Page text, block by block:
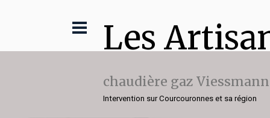
Les
chaudière gaz Viessmann
Intervention sur Courcouronnes et sa région